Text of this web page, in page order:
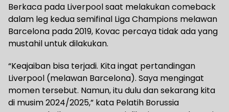
Berkaca pada Liverpool saat melakukan comeback
dalam leg kedua semifinal Liga Champions melawan
Barcelona pada 2019, Kovac percaya tidak ada yang
mustahil untuk dilakukan.
“Keajaiban bisa terjadi. Kita ingat pertandingan
Liverpool (melawan Barcelona). Saya mengingat
momen tersebut. Namun, itu dulu dan sekarang kita
di musim 2024/2025,” kata Pelatih Borussia